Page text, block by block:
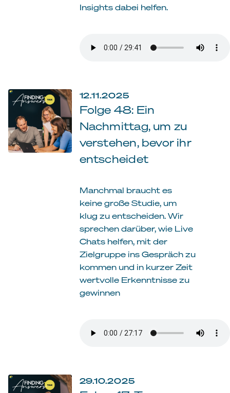
Insights dabei helfen.
12.11.2025
Folge 48: Ein
Nachmittag, um zu
verstehen, bevor ihr
entscheidet
Manchmal braucht es
keine große Studie, um
klug zu entscheiden. Wir
sprechen darüber, wie Live
Chats helfen, mit der
Zielgruppe ins Gespräch zu
kommen und in kurzer Zeit
wertvolle Erkenntnisse zu
gewinnen
29.10.2025